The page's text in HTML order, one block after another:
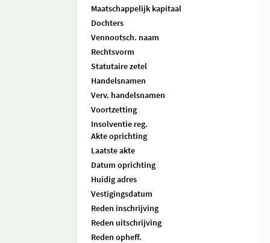
Maatschappelijk kapitaal
Dochters
Vennootsch. naam
Rechtsvorm
Statutaire zetel
Handelsnamen
Verv. handelsnamen
Voortzetting
Insolventie reg.
Akte oprichting
Laatste akte
Datum oprichting
Huidig adres
Vestigingsdatum
Reden inschrijving
Reden uitschrijving
Reden opheff.